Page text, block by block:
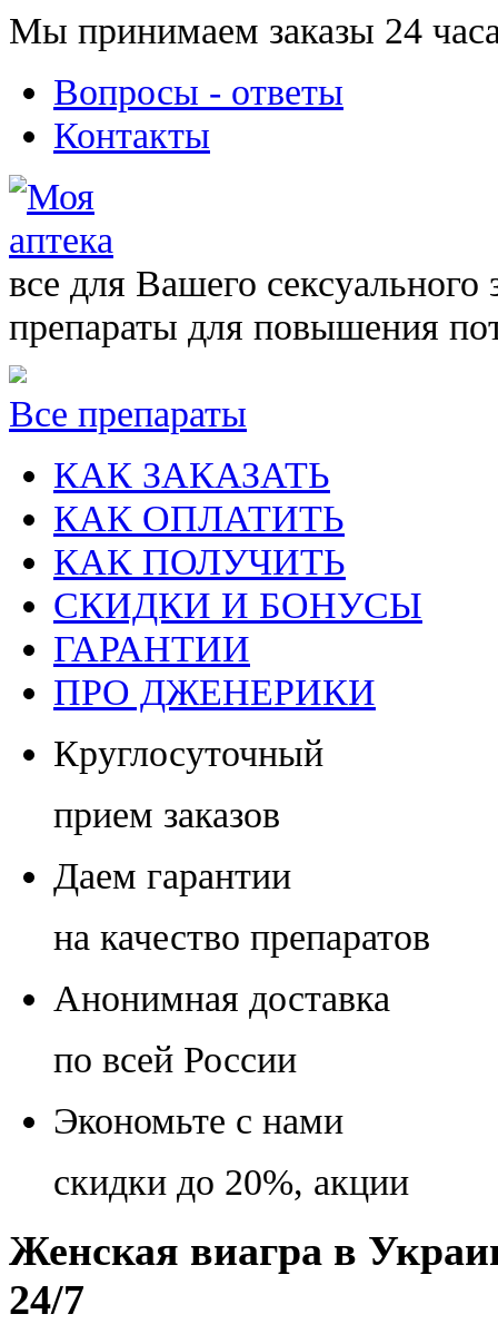
Мы принимаем заказы 24
Вопросы - ответы
Контакты
все для Вашего сексуального
препараты для повышения
Все препараты
КАК ЗАКАЗАТЬ
КАК ОПЛАТИТЬ
КАК ПОЛУЧИТЬ
СКИДКИ И БОНУСЫ
ГАРАНТИИ
ПРО ДЖЕНЕРИКИ
Круглосуточный
прием заказов
Даем гарантии
на качество препаратов
Анонимная доставка
по всей России
Экономьте с нами
скидки до 20%, акции
Женская виагра в
24/7